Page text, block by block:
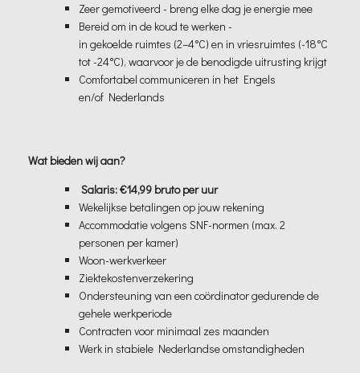
Zeer gemotiveerd - breng elke dag je energie mee
Bereid om in de koud te werken -
in gekoelde ruimtes (2–4°C) en in vriesruimtes (-18°C
tot -24°C), waarvoor je de benodigde uitrusting krijgt
Comfortabel communiceren in het Engels
en/of Nederlands
Wat bieden wij aan?
Salaris: €14,99 bruto per uur
Wekelijkse betalingen op jouw rekening
Accommodatie volgens SNF-normen (max. 2
personen per kamer)
Woon-werkverkeer
Ziektekostenverzekering
Ondersteuning van een coördinator gedurende de
gehele werkperiode
Contracten voor minimaal zes maanden
Werk in stabiele Nederlandse omstandigheden